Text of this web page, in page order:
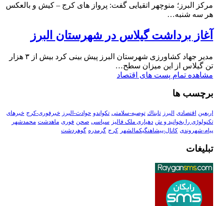
مرکز البرز؛ منوچهر اتقیایی گفت: پرواز های کرج – کیش و بالعکس
هر سه شنبه…
آغاز برداشت گیلاس در شهرستان البرز
مدیر جهاد کشاورزی شهرستان البرز پیش بینی کرد بیش از ۳ هزار
تن گیلاس از این میزان سطح…
مشاهده تمام پست های اقتصاد
برچسب ها
اربعین اقتصادی البرز تابناك توصیه-سلامتی تکواندو حوادث-البرز خبرفوری-کرج خبرهای
تکنولوڑی را بخوانید و ش دهیاری ملک فالیز سیاسی صحن فوری ماهدشت محمدشهر
پیام-شهروندی کانال-پیشاهنگیکمالشهر کرج گرمدره گوهردشت
تبلیغات